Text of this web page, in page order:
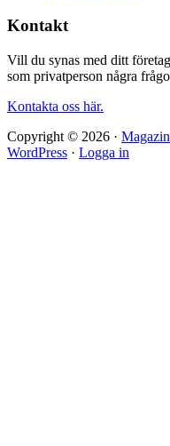
Kontakt
Vill du synas med ditt
som privatperson några
Kontakta oss här.
Copyright © 2026 ·
WordPress · Logga in